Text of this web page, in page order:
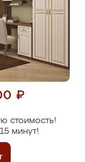
₽
стоимость!
минут!